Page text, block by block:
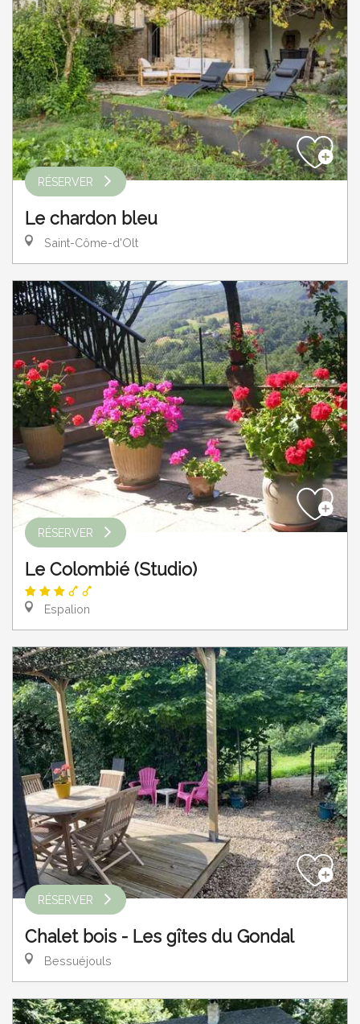
RÉSERVER
Le chardon bleu
Saint-Côme-d'Olt
RÉSERVER
Le Colombié (Studio)
Espalion
RÉSERVER
Chalet bois - Les gîtes du Gondal
Bessuéjouls